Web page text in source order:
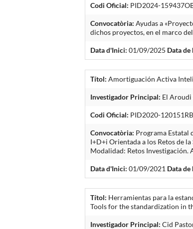
Codi Oficial: PID2024-
Convocatòria: Ayudas a
dichos proyectos, en el marco
Data d'Inici: 01/09/2025 Data
Títol: Amortiguación Activa
Investigador Principal: El Aroudi
Codi Oficial: PID2020-
Convocatòria: Programa Estatal
I+D+i Orientada a los Retos de
Modalidad: Retos Investigación.
Data d'Inici: 01/09/2021 Data
Títol: Herramientas para la
Tools for the standardization in
Investigador Principal: Cid